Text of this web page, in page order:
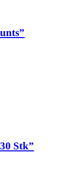
Stk”